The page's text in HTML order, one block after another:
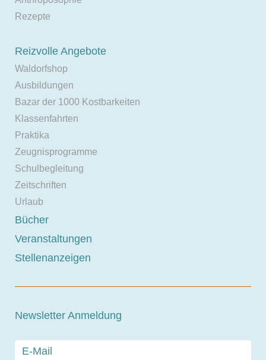
Rezepte
Reizvolle Angebote
Waldorfshop
Ausbildungen
Bazar der 1000 Kostbarkeiten
Klassenfahrten
Praktika
Zeugnisprogramme
Schulbegleitung
Zeitschriften
Urlaub
Bücher
Veranstaltungen
Stellenanzeigen
Newsletter Anmeldung